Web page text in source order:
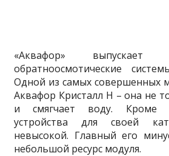
«Аквафор»
обратноосмотические
Одной из самых совершенных
Аквафор Кристалл Н – она не
и смягчает воду. Кроме
устройства для своей
невысокой. Главный его
небольшой ресурс модуля.